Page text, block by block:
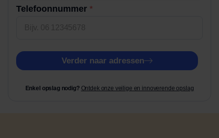
u
r
o
Telefoonnummer *
Verder naar adressen
Enkel opslag nodig? Ontdek onze veilige en innoverende opslag